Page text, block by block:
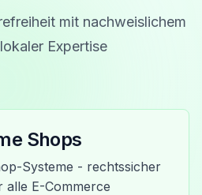
mit nachweislichem
Expertise
Shops
Systeme - rechtssicher
E-Commerce